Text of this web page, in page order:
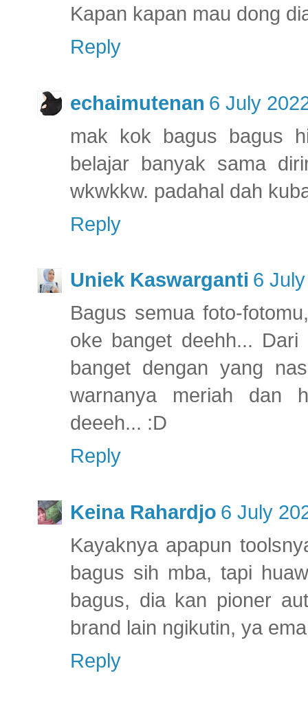
Kapan kapan mau dong
Reply
echaimutenan 6 July
mak kok bagus bagus
belajar banyak sama
wkwkkw. padahal dah
Reply
Uniek Kaswarganti 6
Bagus semua foto-
oke banget deehh...
banget dengan yang
warnanya meriah dan
deeeh... :D
Reply
Keina Rahardjo 6 July
Kayaknya apapun
bagus sih mba, tapi
bagus, dia kan pioner
brand lain ngikutin, ya
Reply